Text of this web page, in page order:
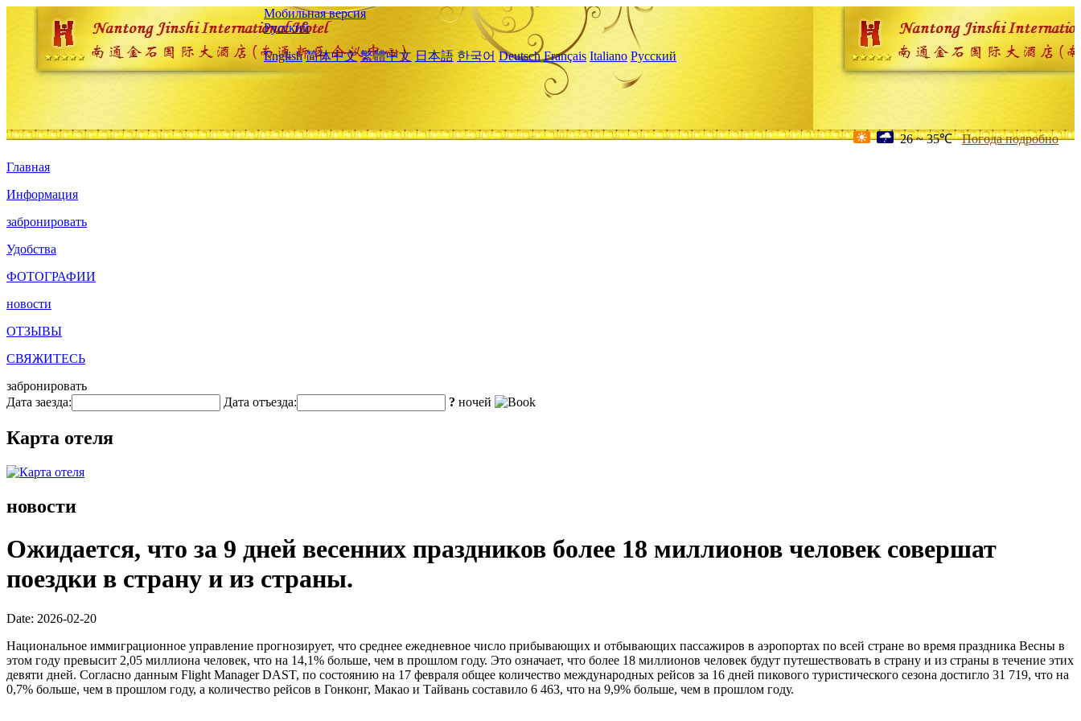
Мобильная версия
Русский
English 简体中文 繁體中文 日本語 한국어 Deutsch Français Italiano Русский
26 ~ 35℃ Погода подробно
Главная
Информация
забронировать
Удобства
ФОТОГРАФИИ
новости
ОТЗЫВЫ
СВЯЖИТЕСЬ
забронировать
Дата заезда:
Дата отъезда: ? ночей
Карта отеля
новости
Ожидается, что за 9 дней весенних праздников более 18 миллионов человек совершат
поездки в страну и из страны.
Date: 2026-02-20
Национальное иммиграционное управление прогнозирует, что среднее ежедневное число прибывающих и отбывающих пассажиров в аэропортах по всей стране во время праздника Весны в
этом году превысит 2,05 миллиона человек, что на 14,1% больше, чем в прошлом году. Это означает, что более 18 миллионов человек будут путешествовать в страну и из страны в течение этих
девяти дней. Согласно данным Flight Manager DAST, по состоянию на 17 февраля общее количество международных рейсов за 16 дней пикового туристического сезона достигло 31 719, что на
0,7% больше, чем в прошлом году, а количество рейсов в Гонконг, Макао и Тайвань составило 6 463, что на 9,9% больше, чем в прошлом году.